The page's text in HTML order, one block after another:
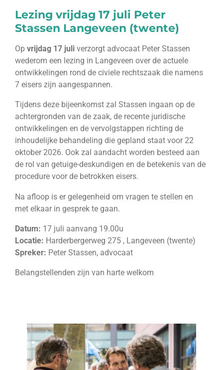
Lezing vrijdag 17 juli Peter
Stassen Langeveen (twente)
Op vrijdag 17 juli verzorgt advocaat Peter Stassen
wederom een lezing in Langeveen over de actuele
ontwikkelingen rond de civiele rechtszaak die namens
7 eisers zijn aangespannen.
Tijdens deze bijeenkomst zal Stassen ingaan op de
achtergronden van de zaak, de recente juridische
ontwikkelingen en de vervolgstappen richting de
inhoudelijke behandeling die gepland staat voor 22
oktober 2026. Ook zal aandacht worden besteed aan
de rol van getuige-deskundigen en de betekenis van de
procedure voor de betrokken eisers.
Na afloop is er gelegenheid om vragen te stellen en
met elkaar in gesprek te gaan.
Datum: 17 juli aanvang 19.00u
Locatie: Harderbergerweg 275 , Langeveen (twente)
Spreker: Peter Stassen, advocaat
Belangstellenden zijn van harte welkom